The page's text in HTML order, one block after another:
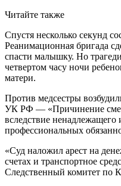
Читайте также
Спустя несколько секунд
Реанимационная бригада
спасти малышку. Но
четвертом часу ночи
матери.
Против медсестры
УК РФ — «Причинение
вследствие
профессиональных
«Суд наложил арест на
счетах и транспортное
Следственный комитет по